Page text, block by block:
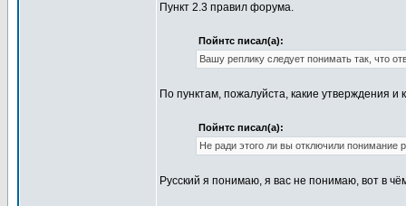
Пункт 2.3 правил форума.
Пойнтс писал(а):
Вашу реплику следует понимать так, что
По пунктам, пожалуйста, какие утверждения
Пойнтс писал(а):
Не ради этого ли вы отключили понимание
Русский я понимаю, я вас не понимаю, вот в